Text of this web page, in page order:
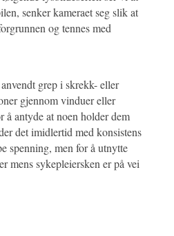
senker kameraet seg slik at
og tennes med
grep i skrekk- eller
gjennom vinduer eller
å antyde at noen holder dem
det imidlertid med konsistens
spenning, men for å utnytte
mens sykepleiersken er på vei